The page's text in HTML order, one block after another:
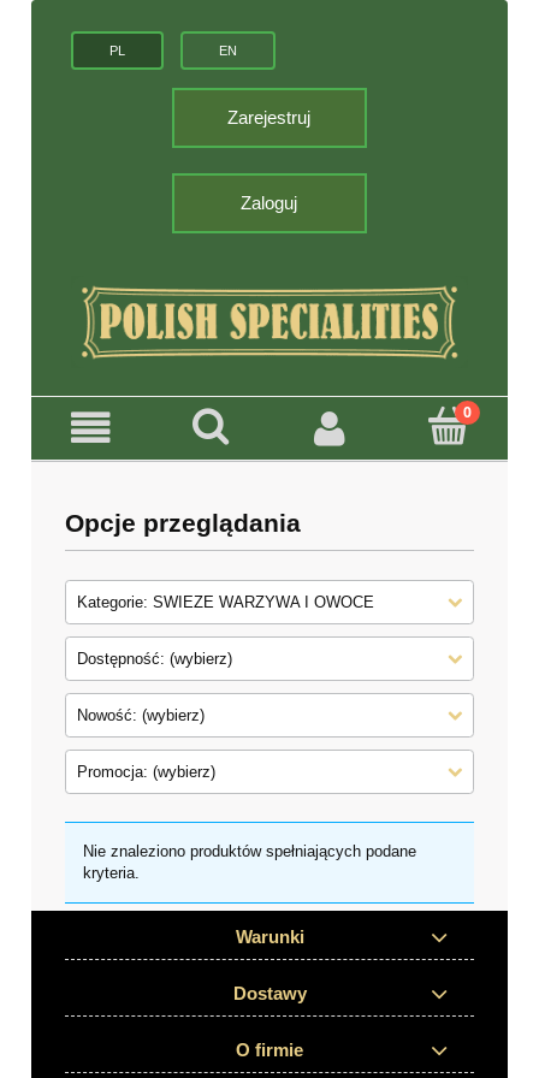
PL EN
Zarejestruj
Zaloguj
Opcje przeglądania
Kategorie: SWIEZE WARZYWA I OWOCE
Dostępność: (wybierz)
Nowość: (wybierz)
Promocja: (wybierz)
Nie znaleziono produktów spełniających podane
kryteria.
Warunki
Dostawy
O firmie